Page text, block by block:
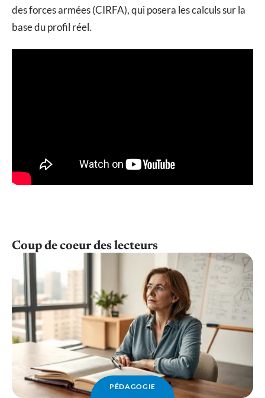
des forces armées (CIRFA), qui posera les calculs sur la
base du profil réel.
Coup de coeur des lecteurs
PÉDAGOGIE